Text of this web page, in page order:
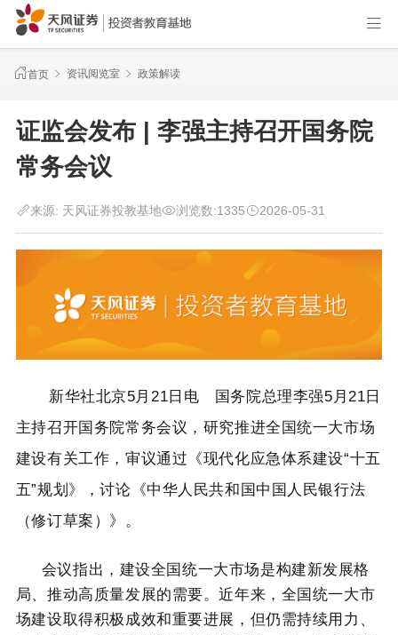
首页 资讯阅览室 政策解读
证监会发布 | 李强主持召开国务院
常务会议
来源: 天风证券投教基地 浏览数:1335 2026-05-31
新华社北京5月21日电 国务院总理李强5月21日
主持召开国务院常务会议，研究推进全国统一大市场
建设有关工作，审议通过《现代化应急体系建设“十五
五”规划》，讨论《中华人民共和国中国人民银行法
（修订草案）》。
会议指出，建设全国统一大市场是构建新发展格
局、推动高质量发展的需要。近年来，全国统一大市
场建设取得积极成效和重要进展，但仍需持续用力、